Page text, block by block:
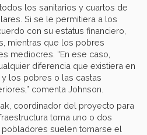
los sanitarios y cuartos de
Si se le permitiera a los
con su estatus financiero,
mientras que los pobres
mediocres. “En ese caso,
diferencia que existiera en
los pobres o las castas
comenta Johnson.
coordinador del proyecto para
toma uno o dos
suelen tomarse el